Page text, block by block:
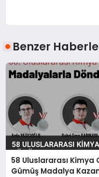
Benzer
58 Uluslararası
Gümüş Madalya